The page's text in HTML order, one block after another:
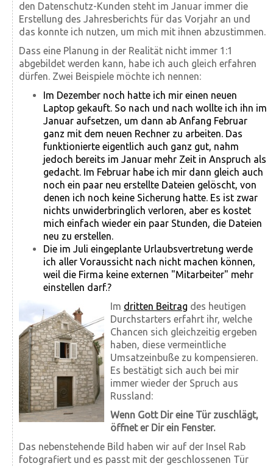
den Datenschutz-Kunden steht im Januar immer die
Erstellung des Jahresberichts für das Vorjahr an und
das konnte ich nutzen, um mich mit ihnen abzustimmen.
Dass eine Planung in der Realität nicht immer 1:1
abgebildet werden kann, habe ich auch gleich erfahren
dürfen. Zwei Beispiele möchte ich nennen:
Im Dezember noch hatte ich mir einen neuen
Laptop gekauft. So nach und nach wollte ich ihn im
Januar aufsetzen, um dann ab Anfang Februar
ganz mit dem neuen Rechner zu arbeiten. Das
funktionierte eigentlich auch ganz gut, nahm
jedoch bereits im Januar mehr Zeit in Anspruch als
gedacht. Im Februar habe ich mir dann gleich auch
noch ein paar neu erstellte Dateien gelöscht, von
denen ich noch keine Sicherung hatte. Es ist zwar
nichts unwiderbringlich verloren, aber es kostet
mich einfach wieder ein paar Stunden, die Dateien
neu zu erstellen.
Die im Juli eingeplante Urlaubsvertretung werde
ich aller Voraussicht nach nicht machen können,
weil die Firma keine externen "Mitarbeiter" mehr
einstellen darf.?
Im dritten Beitrag des heutigen
Durchstarters erfahrt ihr, welche
Chancen sich gleichzeitig ergeben
haben, diese vermeintliche
Umsatzeinbuße zu kompensieren.
Es bestätigt sich auch bei mir
immer wieder der Spruch aus
Russland:
Wenn Gott Dir eine Tür zuschlägt,
öffnet er Dir ein Fenster.
Das nebenstehende Bild haben wir auf der Insel Rab
fotografiert und es passt mit der geschlossenen Tür